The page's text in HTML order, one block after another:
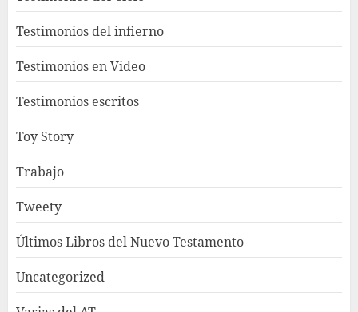
Testimonios del infierno
Testimonios en Video
Testimonios escritos
Toy Story
Trabajo
Tweety
Últimos Libros del Nuevo Testamento
Uncategorized